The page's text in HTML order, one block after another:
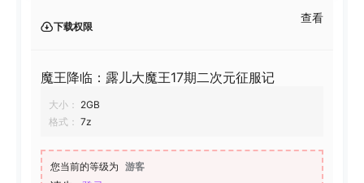
下载权限
查看
魔王降临：露儿大魔王17期二次元征服记
大小： 2GB
格式： 7z
您当前的等级为 游客